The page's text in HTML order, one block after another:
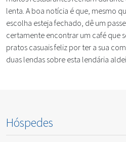
lenta. A boa notícia é que, mesmo
escolha esteja fechado, dê um
certamente encontrar um café que
pratos casuais feliz por ter a sua
duas lendas sobre esta lendária
Hóspedes